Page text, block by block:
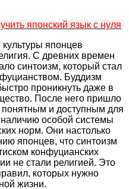
японский язык с нуля
японцев
С древних времен
синтоизм, который стал
Буддизм
проникнуть даже в
После него пришло
понятным и доступным для
особой системы
норм. Они настолько
японцев, что синтоизм
конфуцианских
не стали религией. Это
которых нужно
жизни.